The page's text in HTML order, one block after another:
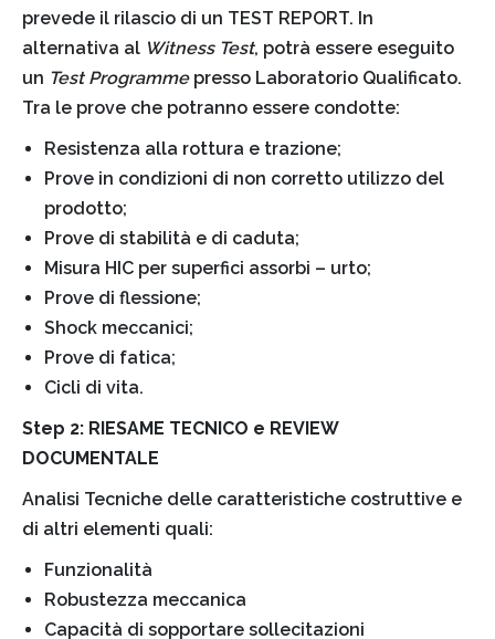
prevede il rilascio di un TEST REPORT. In
alternativa al Witness Test, potrà essere eseguito
un Test Programmepresso Laboratorio Qualificato.
Tra le prove che potranno essere condotte:
Resistenza alla rottura e trazione;
Prove in condizioni di non corretto utilizzo del
prodotto;
Prove di stabilità e di caduta;
Misura HIC per superfici assorbi – urto;
Prove di flessione;
Shock meccanici;
Prove di fatica;
Cicli di vita.
Step 2: RIESAME TECNICO e REVIEW
DOCUMENTALE
Analisi Tecniche delle caratteristiche costruttive e
di altri elementi quali:
Funzionalità
Robustezza meccanica
Capacità di sopportare sollecitazioni